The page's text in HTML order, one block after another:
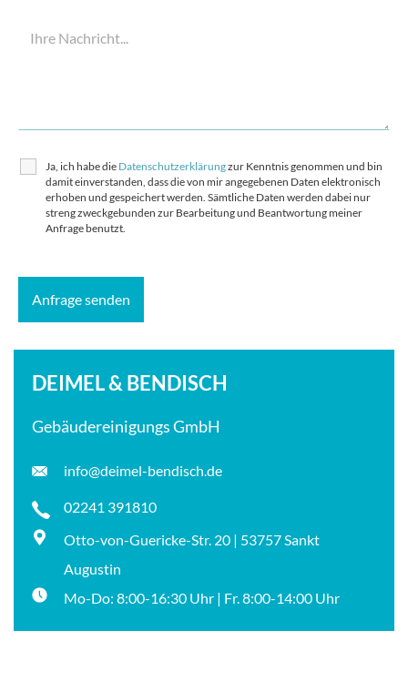
Ja, ich habe die Datenschutzerklärungzur Kenntnis genommen und bin
damit einverstanden, dass die von mir angegebenen Daten elektronisch
erhoben und gespeichert werden. Sämtliche Daten werden dabei nur
streng zweckgebunden zur Bearbeitung und Beantwortung meiner
Anfrage benutzt.
DEIMEL & BENDISCH
Gebäudereinigungs GmbH
info@deimel-bendisch.de
02241 391810
Otto-von-Guericke-Str. 20 | 53757 Sankt
Augustin
Mo-Do: 8:00-16:30 Uhr | Fr. 8:00-14:00 Uhr